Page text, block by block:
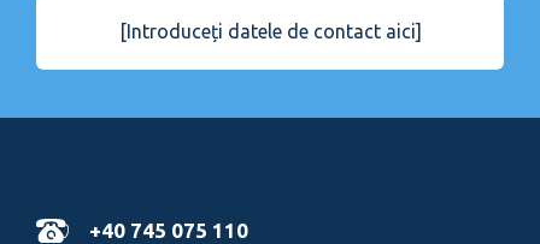
[Introduceți datele de contact aici]
+40 745 075 110